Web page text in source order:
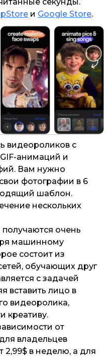
секунды.
и Google Store.
видеороликов с
анимаций и
Вам нужно
фотографии в 6
шаблон.
нескольких
очень
машинному
состоит из
обучающих друг
с задачей
вставить лицо в
видеоролика,
креативу.
от
владельцев
2,99$ в неделю, а для